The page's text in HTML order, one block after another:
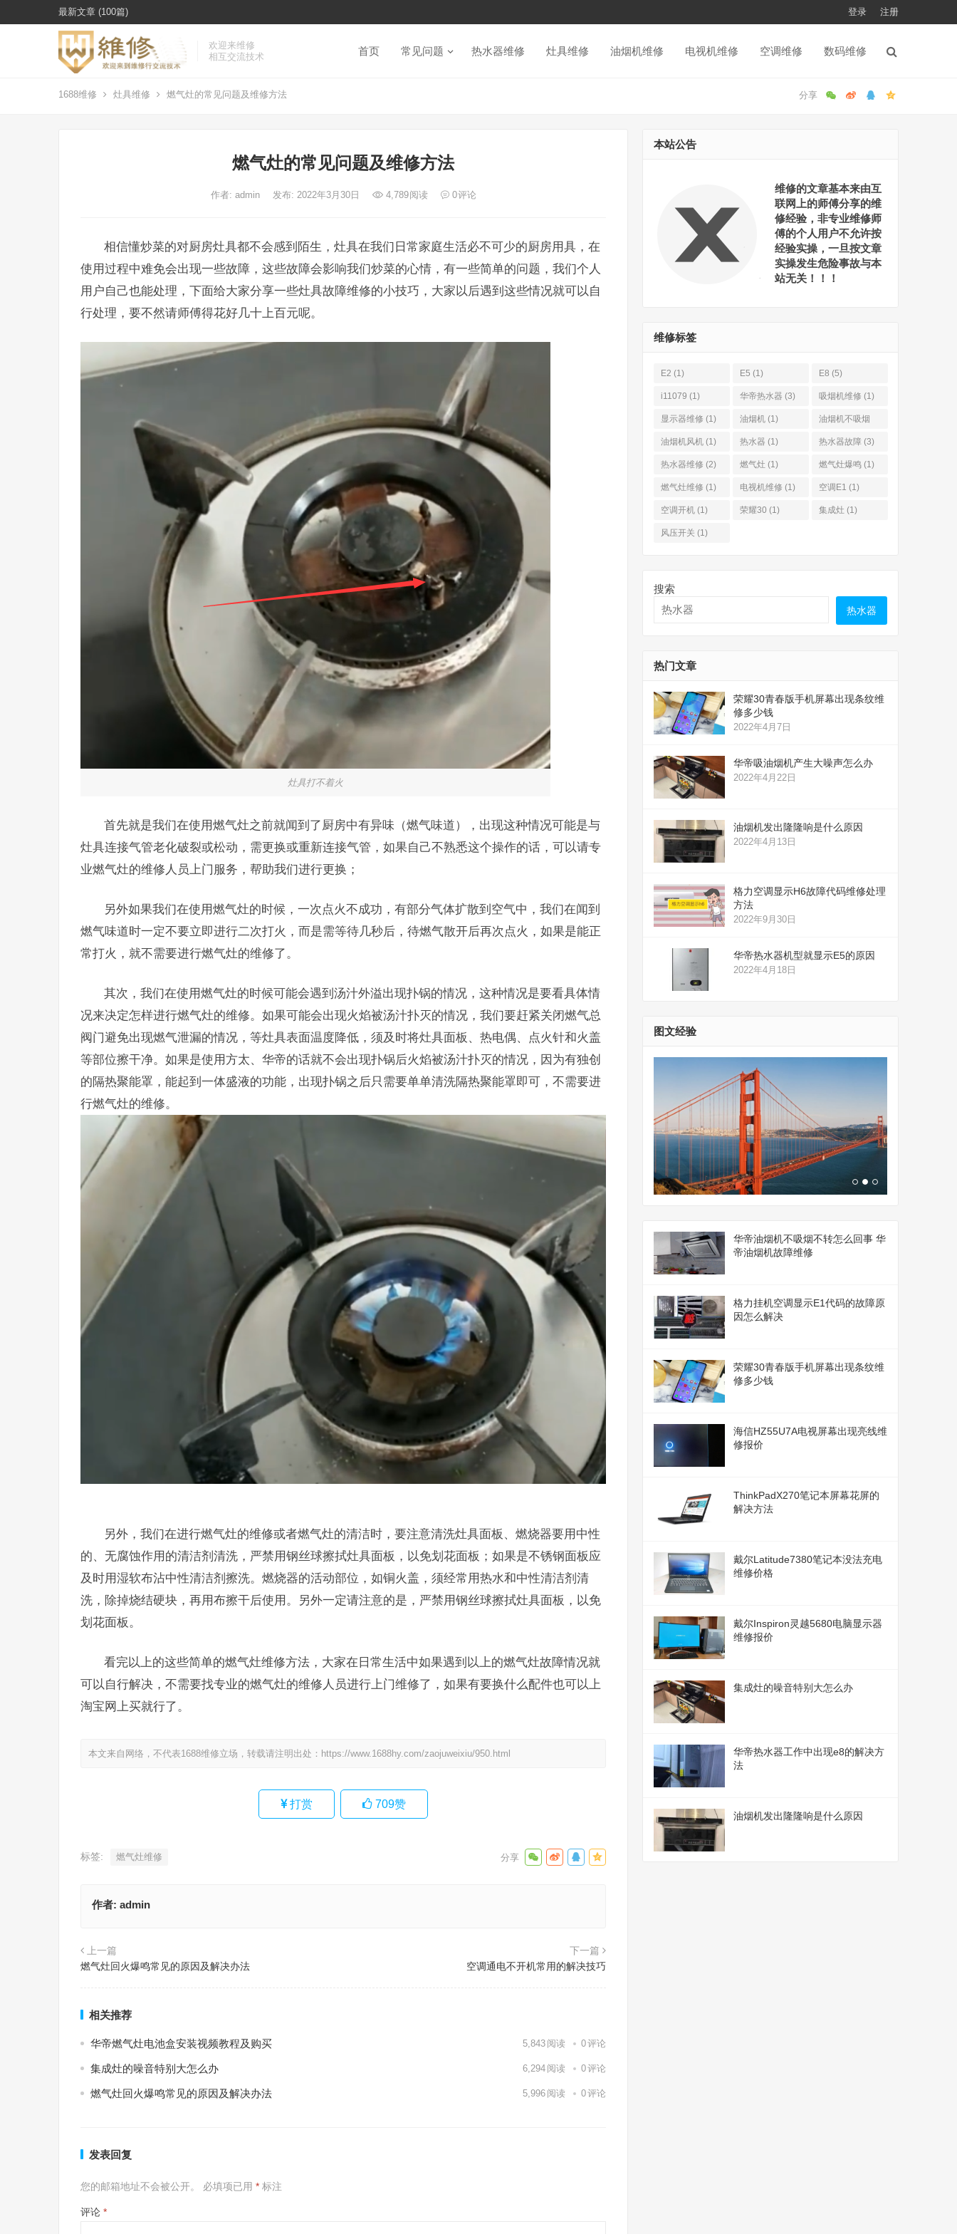
最新文章 (100篇) 登录 注册
欢迎来维修
相互交流技术
首页 常见问题 热水器维修 灶具维修 油烟机维修 电视机维修 空调维修 数码维修
1688维修 灶具维修 燃气灶的常见问题及维修方法
燃气灶的常见问题及维修方法
作者: admin 发布: 2022年3月30日 4,789阅读 0评论
相信懂炒菜的对厨房灶具都不会感到陌生，灶具在我们日常家庭生活必不可少的厨房用具，在
使用过程中难免会出现一些故障，这些故障会影响我们炒菜的心情，有一些简单的问题，我们个人
用户自己也能处理，下面给大家分享一些灶具故障维修的小技巧，大家以后遇到这些情况就可以自
行处理，要不然请师傅得花好几十上百元呢。
灶具打不着火
首先就是我们在使用燃气灶之前就闻到了厨房中有异味（燃气味道），出现这种情况可能是与
灶具连接气管老化破裂或松动，需更换或重新连接气管，如果自己不熟悉这个操作的话，可以请专
业燃气灶的维修人员上门服务，帮助我们进行更换；
另外如果我们在使用燃气灶的时候，一次点火不成功，有部分气体扩散到空气中，我们在闻到
燃气味道时一定不要立即进行二次打火，而是需等待几秒后，待燃气散开后再次点火，如果是能正
常打火，就不需要进行燃气灶的维修了。
其次，我们在使用燃气灶的时候可能会遇到汤汁外溢出现扑锅的情况，这种情况是要看具体情
况来决定怎样进行燃气灶的维修。如果可能会出现火焰被汤汁扑灭的情况，我们要赶紧关闭燃气总
阀门避免出现燃气泄漏的情况，等灶具表面温度降低，须及时将灶具面板、热电偶、点火针和火盖
等部位擦干净。如果是使用方太、华帝的话就不会出现扑锅后火焰被汤汁扑灭的情况，因为有独创
的隔热聚能罩，能起到一体盛液的功能，出现扑锅之后只需要单单清洗隔热聚能罩即可，不需要进
行燃气灶的维修。
另外，我们在进行燃气灶的维修或者燃气灶的清洁时，要注意清洗灶具面板、燃烧器要用中性
的、无腐蚀作用的清洁剂清洗，严禁用钢丝球擦拭灶具面板，以免划花面板；如果是不锈钢面板应
及时用湿软布沾中性清洁剂擦洗。燃烧器的活动部位，如铜火盖，须经常用热水和中性清洁剂清
洗，除掉烧结硬块，再用布擦干后使用。另外一定请注意的是，严禁用钢丝球擦拭灶具面板，以免
划花面板。
看完以上的这些简单的燃气灶维修方法，大家在日常生活中如果遇到以上的燃气灶故障情况就
可以自行解决，不需要找专业的燃气灶的维修人员进行上门维修了，如果有要换什么配件也可以上
淘宝网上买就行了。
本文来自网络，不代表1688维修立场，转载请注明出处： https://www.1688hy.com/zaojuweixiu/950.html
打赏 709赞
标签: 燃气灶维修
作者: admin
上一篇
燃气灶回火爆鸣常见的原因及解决办法
下一篇
空调通电不开机常用的解决技巧
相关推荐
华帝燃气灶电池盒安装视频教程及购买 5,843 阅读 0评论
集成灶的噪音特别大怎么办 6,294 阅读 0评论
燃气灶回火爆鸣常见的原因及解决办法 5,996 阅读 0评论
发表回复
您的邮箱地址不会被公开。 必填项已用 * 标注
评论 *
本站公告
维修的文章基本来由互
联网上的师傅分享的维
修经验，非专业维修师
傅的个人用户不允许按
经验实操，一旦按文章
实操发生危险事故与本
站无关！！！
维修标签
E2 (1) E5 (1) E8 (5)
i11079 (1) 华帝热水器 (3) 吸烟机维修 (1)
显示器维修 (1) 油烟机 (1)
油烟机不吸烟
(3)
油烟机风机 (1) 热水器 (1) 热水器故障 (3)
热水器维修 (2) 燃气灶 (1) 燃气灶爆鸣 (1)
燃气灶维修 (1) 电视机维修 (1) 空调E1 (1)
空调开机 (1) 荣耀30 (1) 集成灶 (1)
风压开关 (1)
搜索
热水器
热门文章
荣耀30青春版手机屏幕出现条纹维
修多少钱
2022年4月7日
华帝吸油烟机产生大噪声怎么办
2022年4月22日
油烟机发出隆隆响是什么原因
2022年4月13日
格力空调显示H6故障代码维修处理
方法
2022年9月30日
华帝热水器机型就显示E5的原因
2022年4月18日
图文经验
华帝油烟机不吸烟不转怎么回事 华
帝油烟机故障维修
格力挂机空调显示E1代码的故障原
因怎么解决
荣耀30青春版手机屏幕出现条纹维
修多少钱
海信HZ55U7A电视屏幕出现亮线维
修报价
ThinkPadX270笔记本屏幕花屏的
解决方法
戴尔Latitude7380笔记本没法充电
维修价格
戴尔Inspiron灵越5680电脑显示器
维修报价
集成灶的噪音特别大怎么办
华帝热水器工作中出现e8的解决方
法
油烟机发出隆隆响是什么原因